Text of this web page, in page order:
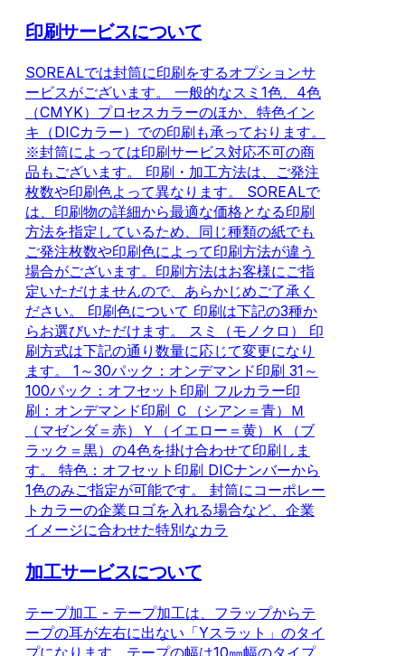
印刷サービスについて
SOREALでは封筒に印刷をするオプションサ
ービスがございます。 一般的なスミ1色、4色
（CMYK）プロセスカラーのほか、特色イン
キ（DICカラー）での印刷も承っております。
※封筒によっては印刷サービス対応不可の商
品もございます。 印刷・加工方法は、ご発注
枚数や印刷色よって異なります。 SOREALで
は、印刷物の詳細から最適な価格となる印刷
方法を指定しているため、同じ種類の紙でも
ご発注枚数や印刷色によって印刷方法が違う
場合がございます。印刷方法はお客様にご指
定いただけませんので、あらかじめご了承く
ださい。 印刷色について 印刷は下記の3種か
らお選びいただけます。 スミ（モノクロ） 印
刷方式は下記の通り数量に応じて変更になり
ます。 1～30パック：オンデマンド印刷 31～
100パック：オフセット印刷 フルカラー印
刷：オンデマンド印刷 Ｃ（シアン＝青）Ｍ
（マゼンダ＝赤）Ｙ（イエロー＝黄）Ｋ（ブ
ラック＝黒）の4色を掛け合わせて印刷しま
す。 特色：オフセット印刷 DICナンバーから
1色のみご指定が可能です。 封筒にコーポレー
トカラーの企業ロゴを入れる場合など、企業
イメージに合わせた特別なカラ
加工サービスについて
テープ加工 - テープ加工は、フラップからテ
ープの耳が左右に出ない「Yスラット」のタイ